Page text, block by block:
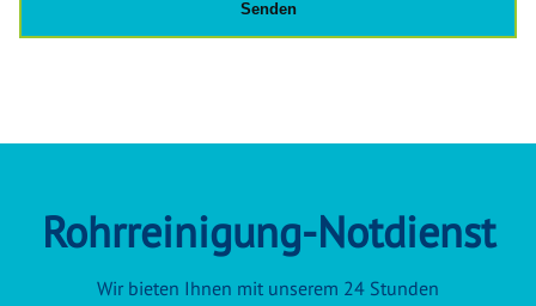
Rohrreinigung-Notdienst
Wir bieten Ihnen mit unserem 24 Stunden